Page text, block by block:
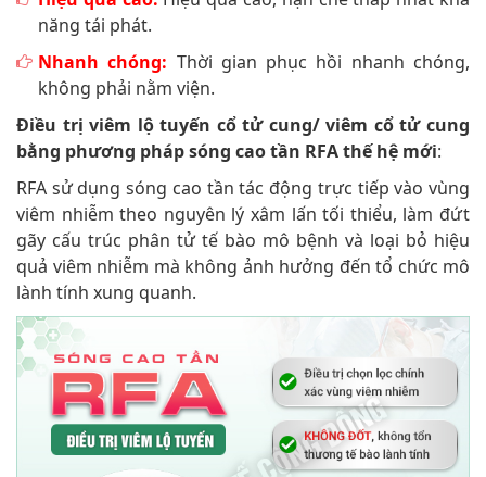
năng tái phát.
Nhanh chóng: Thời gian phục hồi nhanh chóng,
không phải nằm viện.
Điều trị viêm lộ tuyến cổ tử cung/ viêm cổ tử cung
bằng phương pháp sóng cao tần RFA thế hệ mới:
RFA sử dụng sóng cao tần tác động trực tiếp vào vùng
viêm nhiễm theo nguyên lý xâm lấn tối thiểu, làm đứt
gãy cấu trúc phân tử tế bào mô bệnh và loại bỏ hiệu
quả viêm nhiễm mà không ảnh hưởng đến tổ chức mô
lành tính xung quanh.